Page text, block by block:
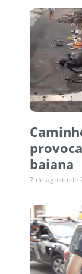
baiana
7 de agosto de